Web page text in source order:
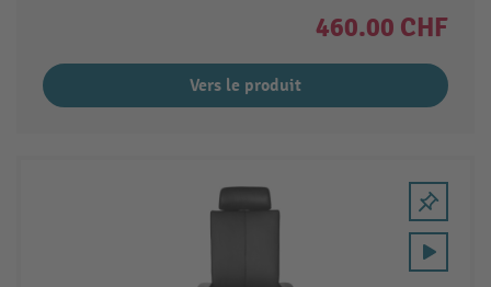
460.00 CHF
Vers le produit